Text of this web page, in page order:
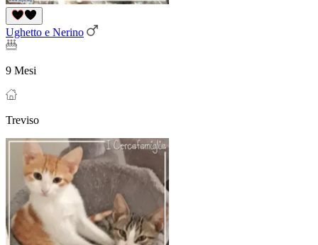
Ughetto e Nerino
9 Mesi
Treviso